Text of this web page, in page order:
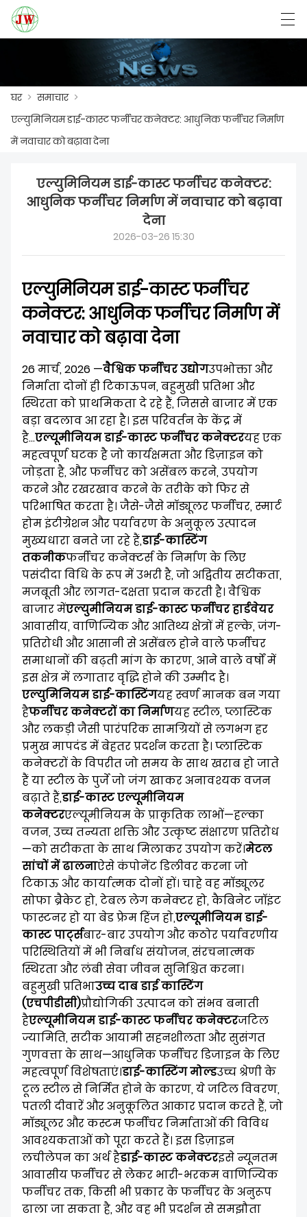
समाचार
फैक्ट्री शो
हमसे संपर्क करें
हमारे बारे में
Български Deutsch
घर > समाचार >
एल्युमिनियम डाई-कास्ट फर्नीचर कनेक्टर: आधुनिक फर्नीचर निर्माण
में नवाचार को बढ़ावा देना
एल्युमिनियम डाई-कास्ट फर्नीचर कनेक्टर:
आधुनिक फर्नीचर निर्माण में नवाचार को बढ़ावा
देना
2026-03-26 15:30
एल्युमिनियम डाई-कास्ट फर्नीचर
कनेक्टर: आधुनिक फर्नीचर निर्माण में
नवाचार को बढ़ावा देना
26 मार्च, 2026 —वैश्विक फर्नीचर उद्योगउपभोक्ता और
निर्माता दोनों ही टिकाऊपन, बहुमुखी प्रतिभा और
स्थिरता को प्राथमिकता दे रहे हैं, जिससे बाजार में एक
बड़ा बदलाव आ रहा है। इस परिवर्तन के केंद्र में
है...एल्यूमीनियम डाई-कास्ट फर्नीचर कनेक्टरयह एक
महत्वपूर्ण घटक है जो कार्यक्षमता और डिज़ाइन को
जोड़ता है, और फर्नीचर को असेंबल करने, उपयोग
करने और रखरखाव करने के तरीके को फिर से
परिभाषित करता है। जैसे-जैसे मॉड्यूलर फर्नीचर, स्मार्ट
होम इंटीग्रेशन और पर्यावरण के अनुकूल उत्पादन
मुख्यधारा बनते जा रहे हैं,डाई-कास्टिंग
तकनीकफर्नीचर कनेक्टर्स के निर्माण के लिए
पसंदीदा विधि के रूप में उभरी है, जो अद्वितीय सटीकता,
मजबूती और लागत-दक्षता प्रदान करती है। वैश्विक
बाजार मेंएल्युमीनियम डाई-कास्ट फर्नीचर हार्डवेयर
आवासीय, वाणिज्यिक और आतिथ्य क्षेत्रों में हल्के, जंग-
प्रतिरोधी और आसानी से असेंबल होने वाले फर्नीचर
समाधानों की बढ़ती मांग के कारण, आने वाले वर्षों में
इस क्षेत्र में लगातार वृद्धि होने की उम्मीद है।
एल्युमिनियम डाई-कास्टिंगयह स्वर्ण मानक बन गया
हैफर्नीचर कनेक्टरों का निर्माणयह स्टील, प्लास्टिक
और लकड़ी जैसी पारंपरिक सामग्रियों से लगभग हर
प्रमुख मापदंड में बेहतर प्रदर्शन करता है। प्लास्टिक
कनेक्टरों के विपरीत जो समय के साथ खराब हो जाते
हैं या स्टील के पुर्जे जो जंग खाकर अनावश्यक वजन
बढ़ाते हैं,डाई-कास्ट एल्यूमीनियम
कनेक्टरएल्यूमीनियम के प्राकृतिक लाभों—हल्का
वजन, उच्च तन्यता शक्ति और उत्कृष्ट संक्षारण प्रतिरोध
—को सटीकता के साथ मिलाकर उपयोग करें।मेटल
सांचों में ढालनाऐसे कंपोनेंट डिलीवर करना जो
टिकाऊ और कार्यात्मक दोनों हों। चाहे वह मॉड्यूलर
सोफा ब्रैकेट हो, टेबल लेग कनेक्टर हो, कैबिनेट जॉइंट
फास्टनर हो या बेड फ्रेम हिंज हो,एल्यूमीनियम डाई-
कास्ट पार्ट्सबार-बार उपयोग और कठोर पर्यावरणीय
परिस्थितियों में भी निर्बाध संयोजन, संरचनात्मक
स्थिरता और लंबी सेवा जीवन सुनिश्चित करना।
बहुमुखी प्रतिभाउच्च दाब डाई कास्टिंग
(एचपीडीसी)प्रौद्योगिकी उत्पादन को संभव बनाती
हैएल्यूमीनियम डाई-कास्ट फर्नीचर कनेक्टरजटिल
ज्यामिति, सटीक आयामी सहनशीलता और सुसंगत
गुणवत्ता के साथ—आधुनिक फर्नीचर डिजाइन के लिए
महत्वपूर्ण विशेषताएं।डाई-कास्टिंग मोल्डउच्च श्रेणी के
टूल स्टील से निर्मित होने के कारण, ये जटिल विवरण,
पतली दीवारें और अनुकूलित आकार प्रदान करते हैं, जो
मॉड्यूलर और कस्टम फर्नीचर निर्माताओं की विविध
आवश्यकताओं को पूरा करते हैं। इस डिज़ाइन
लचीलेपन का अर्थ हैडाई-कास्ट कनेक्टरइसे न्यूनतम
आवासीय फर्नीचर से लेकर भारी-भरकम वाणिज्यिक
फर्नीचर तक, किसी भी प्रकार के फर्नीचर के अनुरूप
ढाला जा सकता है, और वह भी प्रदर्शन से समझौता